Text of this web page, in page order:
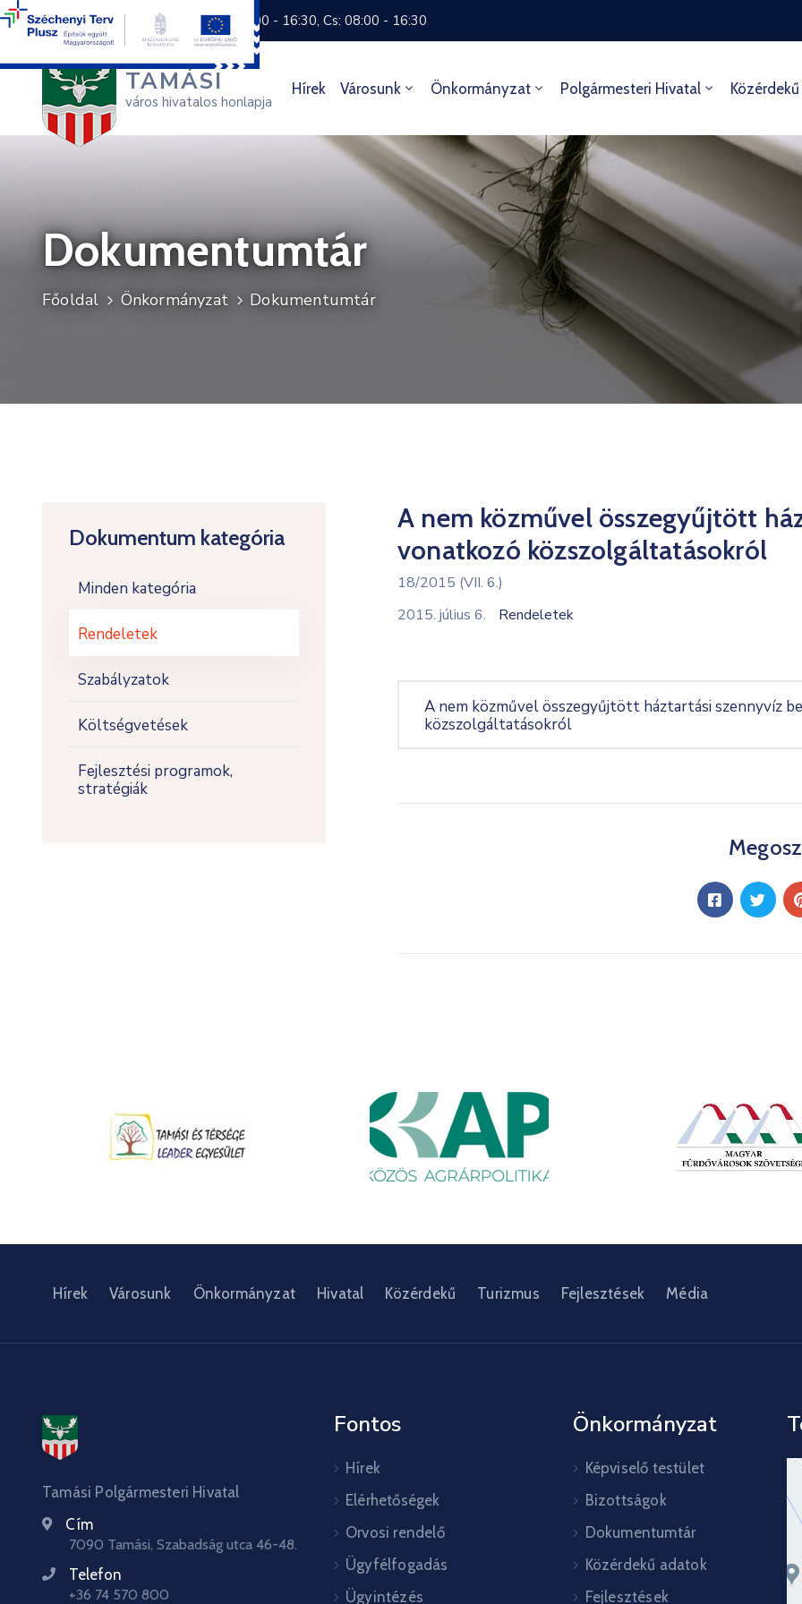
+36 74 570 800 H: 8:00 - 16:30, Cs: 08:00 - 16:30
TAMÁSI
város hivatalos honlapja
Hírek Városunk Önkormányzat Polgármesteri Hivatal Közérdekű
Dokumentumtár
Főoldal Önkormányzat Dokumentumtár
Dokumentum kategória
Minden kategória
Rendeletek
Szabályzatok
Költségvetések
Fejlesztési programok,
stratégiák
A nem közművel összegyűjtött
vonatkozó közszolgáltatásokról
18/2015 (VII. 6.)
2015. július 6.
Rendeletek
A nem közművel összegyűjtött háztartási szennyvíz
közszolgáltatásokról
Hírek Városunk Önkormányzat Hivatal Közérdekű Turizmus Fejlesztések Média
Tamási Polgármesteri Hivatal
Cím
7090 Tamási, Szabadság utca 46-48.
Telefon
+36 74 570 800
Fontos
Hírek
Elérhetőségek
Orvosi rendelő
Ügyfélfogadás
Ügyintézés
Önkormányzat
Képviselő testület
Bizottságok
Dokumentumtár
Közérdekű adatok
Fejlesztések